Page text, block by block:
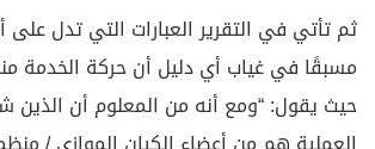
ثم تأتي في التقرير العبارات التي تدل على
مسبقًا في غياب أي دليل أن حركة الخدمة
حيث يقول: “ومع أنه من المعلوم أن الذين